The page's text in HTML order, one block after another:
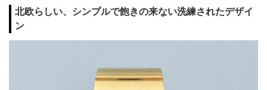
北欧らしい、シンプルで飽きの来ない洗練されたデザイ
ン